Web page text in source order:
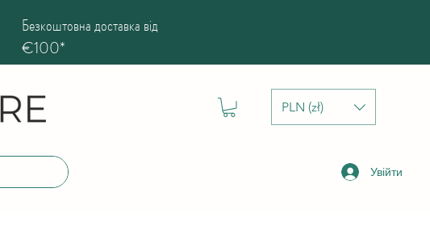
Безкоштовна доставка від
€100*
PLN (zł)
Увійти